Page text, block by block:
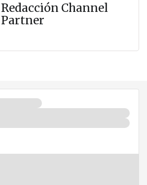
Redacción Channel
Partner